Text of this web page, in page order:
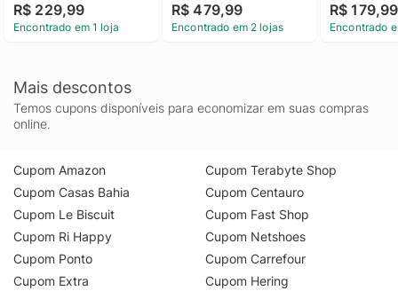
R$ 229,99
Encontrado em 1 loja
R$ 479,99
Encontrado em 2 lojas
R$ 179,99
Encontrado
Mais descontos
Temos cupons disponíveis para economizar em suas compras
online.
Cupom Amazon
Cupom Casas Bahia
Cupom Le Biscuit
Cupom Ri Happy
Cupom Ponto
Cupom Extra
Cupom Terabyte Shop
Cupom Centauro
Cupom Fast Shop
Cupom Netshoes
Cupom Carrefour
Cupom Hering